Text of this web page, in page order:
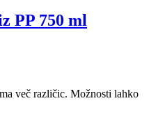
PP 750 ml
več različic. Možnosti lahko